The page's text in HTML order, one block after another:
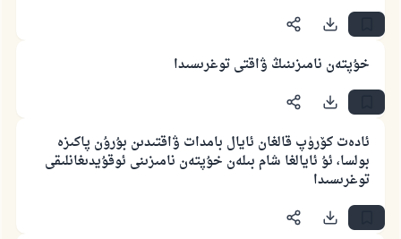
خۇپتەن نامىزىنىڭ ۋاقتى توغرىسىدا
ئادەت كۆرۈپ قالغان ئايال بامدات ۋاقتىدىن بۇرۇن پاكىزە
بولسا، ئۇ ئايالغا شام بىلەن خۇپتەن نامىزىنى ئوقۇيدىغانلىقى
توغرىسىدا